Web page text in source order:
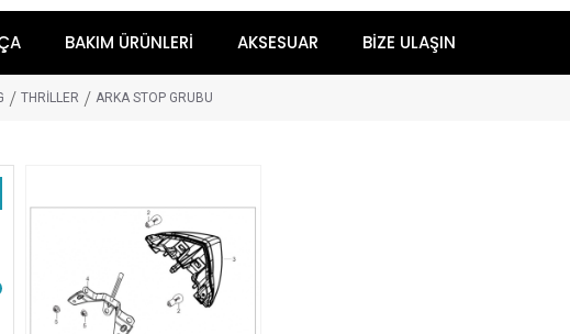
BAKIM ÜRÜNLERI AKSESUAR BIZE ULAŞIN
THRİLLER ARKA STOP GRUBU